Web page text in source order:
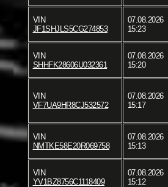
VIN
JF1SHJLS5CG274853
07.08.2026
15:23
VIN
SHHFK28606U032361
07.08.2026
15:20
VIN
VF7UA9HR8CJ532572
07.08.2026
15:17
VIN
NMTKE58E20R069758
07.08.2026
15:13
VIN
YV1BZ8756C1118409
07.08.2026
15:12